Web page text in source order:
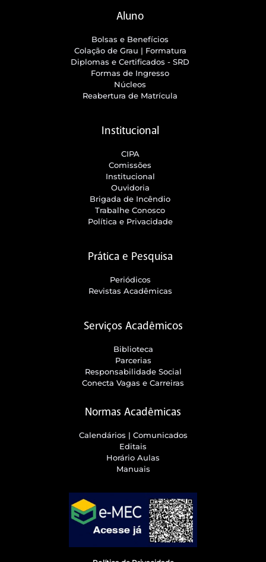
Aluno
Bolsas e Benefícios
Colação de Grau | Formatura
Diplomas e Certificados - SRD
Formas de Ingresso
Núcleos
Reabertura de Matrícula
Institucional
CIPA
Comissões
Institucional
Ouvidoria
Brigada de Incêndio
Trabalhe Conosco
Política e Privacidade
Prática e Pesquisa
Periódicos
Revistas Acadêmicas
Serviços Acadêmicos
Biblioteca
Parcerias
Responsabilidade Social
Conecta Vagas e Carreiras
Normas Acadêmicas
Calendários | Comunicados
Editais
Horário Aulas
Manuais